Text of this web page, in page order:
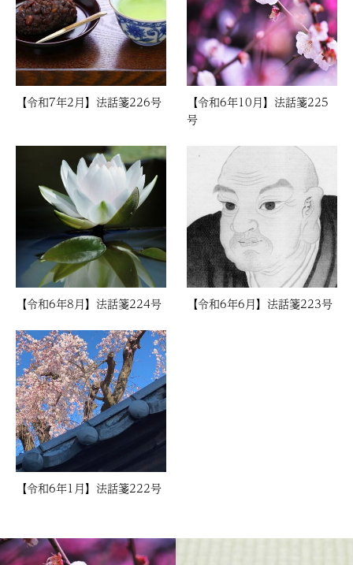
【令和7年2月】法話箋226号
【令和6年10月】法話箋225
号
【令和6年8月】法話箋224号 【令和6年6月】法話箋223号
【令和6年1月】法話箋222号